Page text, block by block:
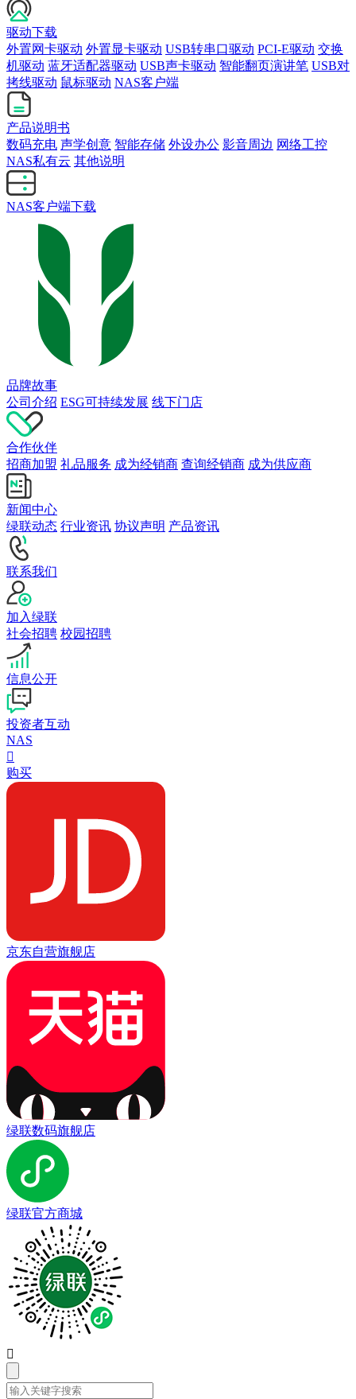
驱动下载
外置网卡驱动 外置显卡驱动 USB转串口驱动 PCI-E驱动 交换
机驱动 蓝牙适配器驱动 USB声卡驱动 智能翻页演讲笔 USB对
拷线驱动 鼠标驱动 NAS客户端
产品说明书
数码充电 声学创意 智能存储 外设办公 影音周边 网络工控
NAS私有云 其他说明
NAS客户端下载
品牌故事
公司介绍 ESG可持续发展 线下门店
合作伙伴
招商加盟 礼品服务 成为经销商 查询经销商 成为供应商
新闻中心
绿联动态 行业资讯 协议声明 产品资讯
联系我们
加入绿联
社会招聘 校园招聘
信息公开
投资者互动
NAS

购买
京东自营旗舰店
绿联数码旗舰店
绿联官方商城
